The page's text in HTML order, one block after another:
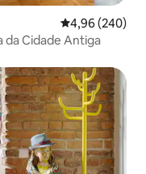
4,96 de uma
4,96 (240)
da Cidade Antiga